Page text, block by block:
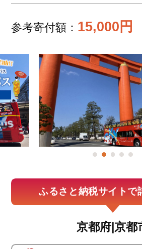
参考寄付額： 15,000円
ふるさと納税サイトで
京都府|京都